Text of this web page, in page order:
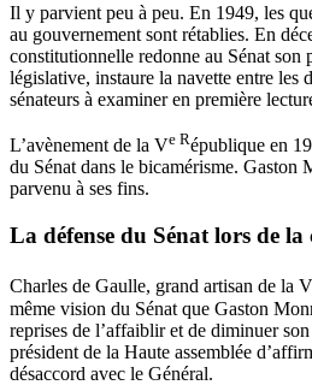
Il y parvient peu à peu. En 1949, les
au gouvernement sont rétablies. En
constitutionnelle redonne au Sénat son
législative, instaure la navette entre les
sénateurs à examiner en première
L’avènement de la Ve République en
du Sénat dans le bicamérisme. Gaston
parvenu à ses fins.
La défense du Sénat lors de la
Charles de Gaulle, grand artisan de la V
même vision du Sénat que Gaston
reprises de l’affaiblir et de diminuer
président de la Haute assemblée
désaccord avec le Général.